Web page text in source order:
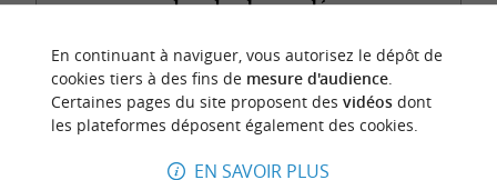
recherche demandés...
n
o
t
r
e
c
o
u
p
d
e
c
o
e
u
r
En continuant à naviguer, vous autorisez le dépôt de
cookies tiers à des fins de mesure d'audience.
Certaines pages du site proposent des vidéosdont
les plateformes déposent également des cookies.
EN SAVOIR PLUS